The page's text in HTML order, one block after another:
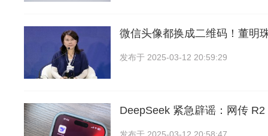
微信头像都换成二维码！董明
发布于 2025-03-12 20:59:29
DeepSeek 紧急辟谣：网传